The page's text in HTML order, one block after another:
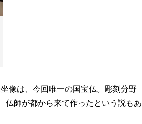
像は、今回唯一の国宝仏。彫刻分野
仏師が都から来て作ったという説もあ